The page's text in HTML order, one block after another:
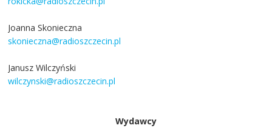
Joanna Skonieczna
skonieczna@radioszczecin.pl
Janusz Wilczyński
wilczynski@radioszczecin.pl
Wydawcy